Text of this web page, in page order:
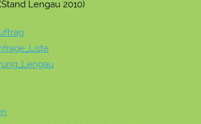
Lengau 2010)